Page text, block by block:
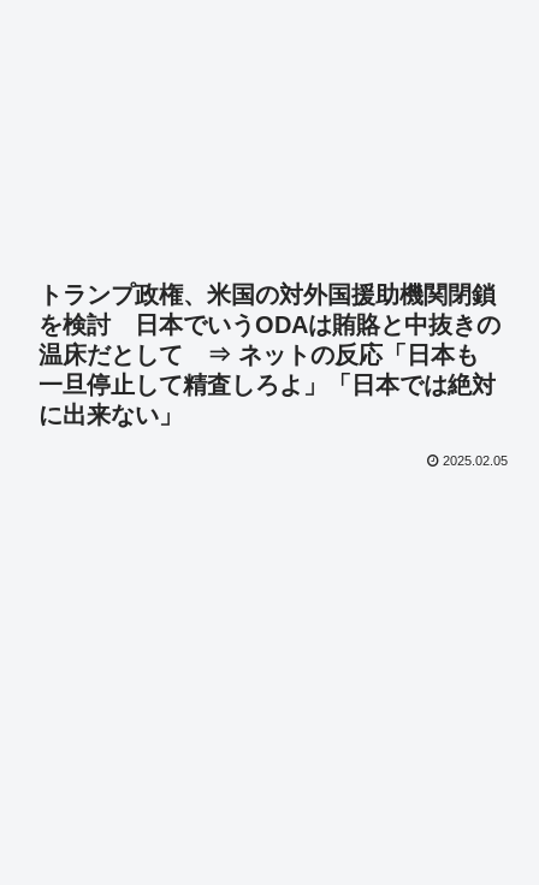
トランプ政権、米国の対外国援助機関閉鎖
を検討 日本でいうODAは賄賂と中抜きの
温床だとして ⇒ ネットの反応「日本も
一旦停止して精査しろよ」「日本では絶対
に出来ない」
2025.02.05